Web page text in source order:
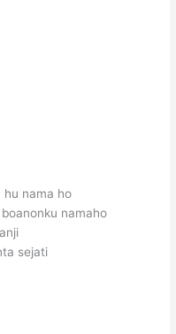
hu nama ho
namaho
sejati